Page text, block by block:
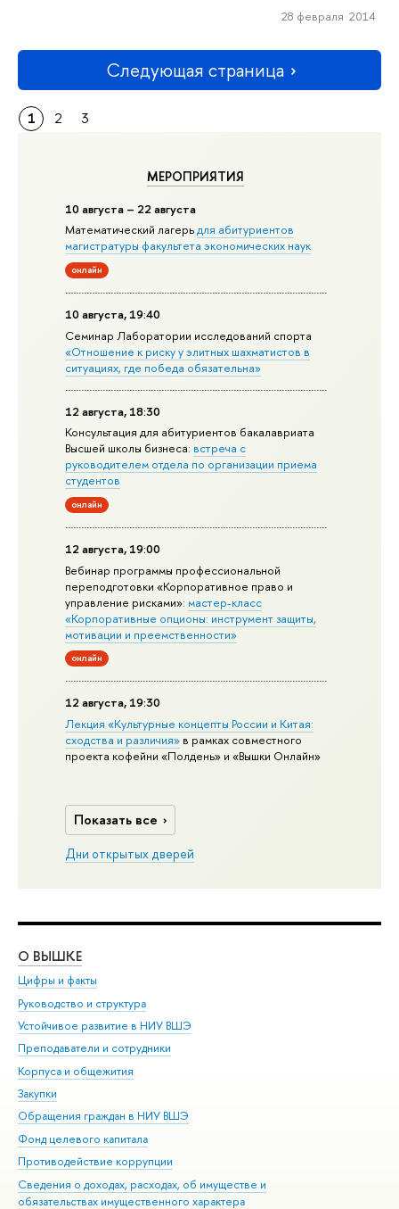
МЕРОПРИЯТИЯ
10 августа – 22 августа
Математический лагерьдля абитуриентов
магистратуры факультета экономических наук
онлайн
10 августа, 19:40
Семинар Лаборатории исследований спорта
«Отношение к риску у элитных шахматистов в
ситуациях, где победа обязательна»
12 августа, 18:30
Консультация для абитуриентов бакалавриата
Высшей школы бизнеса: встреча с
руководителем отдела по организации приема
студентов
онлайн
12 августа, 19:00
Вебинар программы профессиональной
переподготовки «Корпоративное право и
управление рисками»:мастер-класс
«Корпоративные опционы: инструмент защиты,
мотивации и преемственности»
онлайн
12 августа, 19:30
Лекция «Культурные концепты России и Китая:
сходства и различия» в рамках совместного
проекта кофейни «Полдень» и «Вышки Онлайн»
Показать все
Дни открытых дверей
28 февраля 2014
Следующая страница
1 2 3
О ВЫШКЕ
Цифры и факты
Руководство и структура
Устойчивое развитие в НИУ ВШЭ
Преподаватели и сотрудники
Корпуса и общежития
Закупки
Обращения граждан в НИУ ВШЭ
Фонд целевого капитала
Противодействие коррупции
Сведения о доходах, расходах, об имуществе и
обязательствах имущественного характера